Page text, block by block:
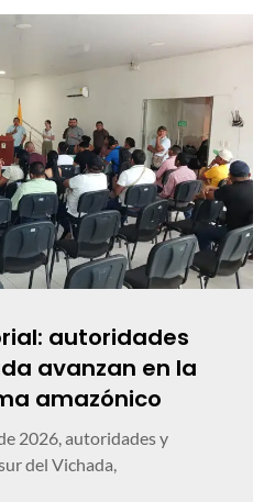
autoridades
avanzan en la
amazónico
2026, autoridades y
del Vichada,